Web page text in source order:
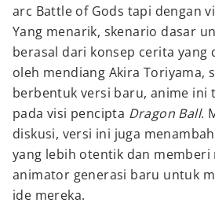
arc Battle of Gods tapi dengan
Yang menarik, skenario dasar
berasal dari konsep cerita yang
oleh mendiang Akira Toriyama,
berbentuk versi baru, anime ini
pada visi pencipta Dragon Ball.
diskusi, versi ini juga
yang lebih otentik dan memberi
animator generasi baru untuk
ide mereka.